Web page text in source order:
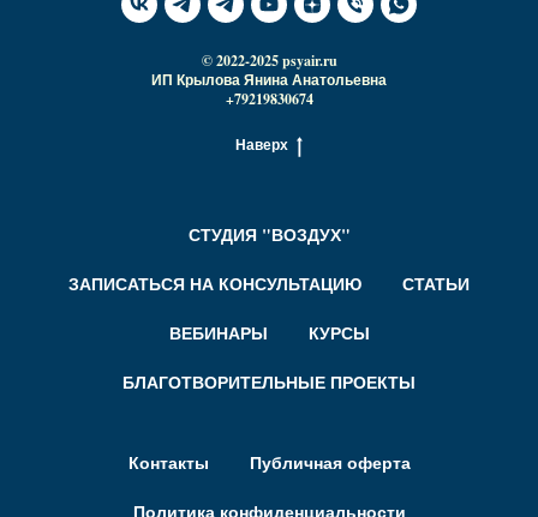
© 2022-2025 psyair.ru
ИП Крылова Янина Анатольевна
+79219830674
Наверх
СТУДИЯ "ВОЗДУХ"
ЗАПИСАТЬСЯ НА КОНСУЛЬТАЦИЮ
СТАТЬИ
ВЕБИНАРЫ
КУРСЫ
БЛАГОТВОРИТЕЛЬНЫЕ ПРОЕКТЫ
Контакты
Публичная оферта
Политика конфиденциальности